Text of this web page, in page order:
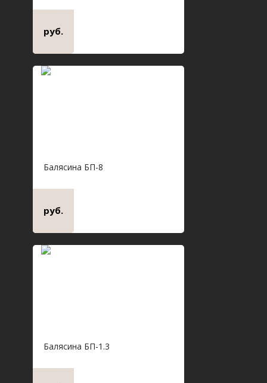
руб.
Балясина БП-8
руб.
Балясина БП-1.3